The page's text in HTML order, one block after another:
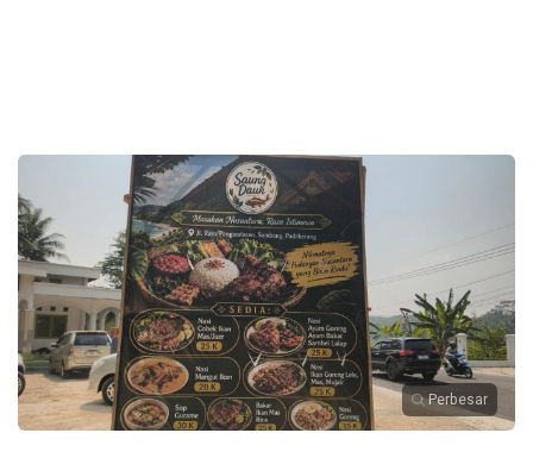
Perbesar